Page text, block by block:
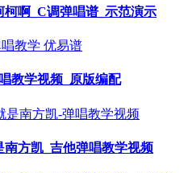
啊_C调弹唱谱_示范演示
教学视频_原版编配
方凯_吉他弹唱教学视频